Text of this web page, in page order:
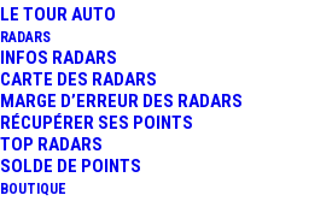
LE TOUR AUTO
RADARS
INFOS RADARS
CARTE DES RADARS
MARGE D’ERREUR DES RADARS
RÉCUPÉRER SES POINTS
TOP RADARS
SOLDE DE POINTS
BOUTIQUE
À la unemet en avant les
incontournables
l’univers de l’
lesévénements marquants
majeures et les
manquer. Restez informé
l’actualité.